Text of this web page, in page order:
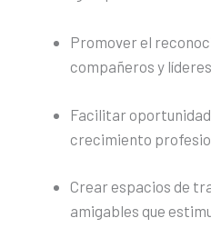
Promover el
compañeros y
Facilitar
crecimiento
Crear espacios de
amigables que